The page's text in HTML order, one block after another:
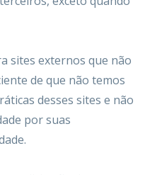
sites externos que não
de que não temos
desses sites e não
por suas
.